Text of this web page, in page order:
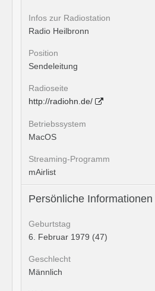
Infos zur Radiostation
Radio Heilbronn
Position
Sendeleitung
Radioseite
http://radiohn.de/
Betriebssystem
MacOS
Streaming-Programm
mAirlist
Persönliche Informationen
Geburtstag
6. Februar 1979 (47)
Geschlecht
Männlich